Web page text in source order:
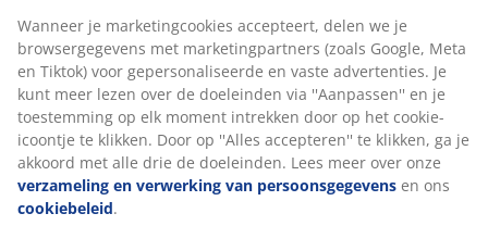
Montage-instructies
Specificaties
onzeverzameling en verwerking van
persoonsgegevensen onscookiebeleid.